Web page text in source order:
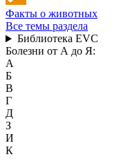
Факты о животных
Все темы раздела
Библиотека EVC
Болезни от А до Я:
А
Б
В
Г
Д
З
И
К